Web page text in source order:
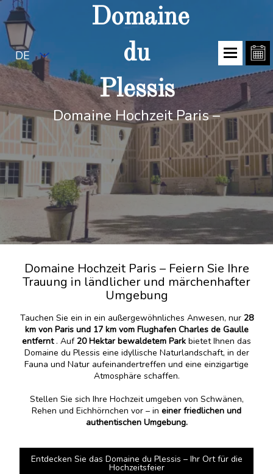
DE
Domaine
du
Plessis
Domaine Hochzeit Paris –
Domaine Hochzeit Paris – Feiern Sie Ihre
Trauung in ländlicher und märchenhafter
Umgebung
Tauchen Sie ein in ein außergewöhnliches Anwesen, nur 28
km von Paris und 17 km vom Flughafen Charles de Gaulle
entfernt. Auf 20 Hektar bewaldetem Park bietet Ihnen das
Domaine du Plessis eine idyllische Naturlandschaft, in der
Fauna und Natur aufeinandertreffen und eine einzigartige
Atmosphäre schaffen.
Stellen Sie sich Ihre Hochzeit umgeben von Schwänen,
Rehen und Eichhörnchen vor – in einer friedlichen und
authentischen Umgebung.
Entdecken Sie das Domaine du Plessis – Ihr Ort für die
Hochzeitsfeier